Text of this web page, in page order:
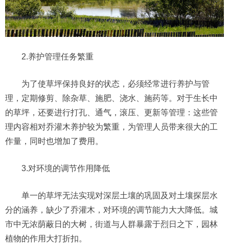
2.养护管理任务繁重
为了使草坪保持良好的状态，必须经常进行养护与管
理，定期修剪、除杂草、施肥、浇水、施药等。对于生长中
的草坪，还要进行打孔、通气，滚压、更新等管理：这些管
理内容相对乔灌木养护较为繁重，为管理人员带来很大的工
作量，同时也增加了费用。
3.对环境的调节作用降低
单一的草坪无法实现对深层土壤的巩固及对土壤探层水
分的涵养，缺少了乔灌木，对环境的调节能力大大降低。城
市中无浓荫蔽日的大树，街道与人群暴露于烈日之下，园林
植物的作用大打折扣。